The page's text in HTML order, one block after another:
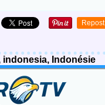
Repost
indonesia, Indonésie